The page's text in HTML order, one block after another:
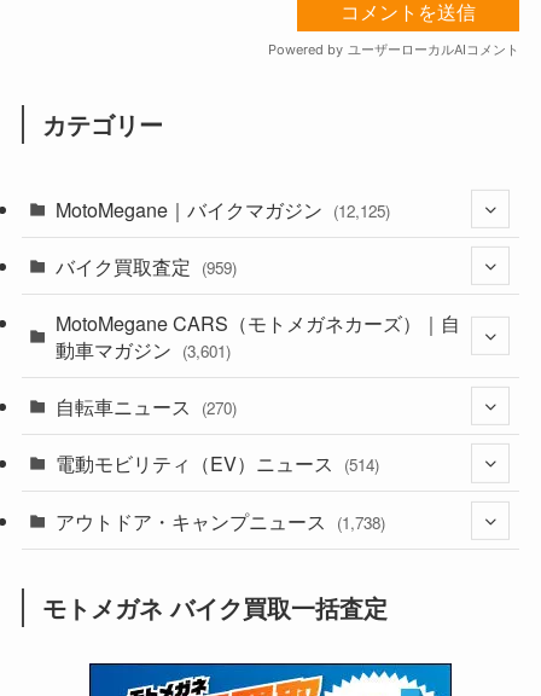
カテゴリー
MotoMegane｜バイクマガジン (12,125)
(44)
(1,241)
(637)
(118)
(60)
(31)
(51)
(252)
(38)
(24)
(16)
(249)
(64)
(16)
(306)
(6,953)
(2,473)
(249)
(1,226)
(12)(66)
(16)
(1,139)
(166)
バイク買取査定 (959)
(352)
(1)
MotoMegane CARS（モトメガネカーズ）｜自
動車マガジン (3,601)
(185)
(137)
(72)
(2,742)
(126)
自転車ニュース (270)
(54)
(211)
電動モビリティ（EV）ニュース (514)
(132)
(171)
(118)
アウトドア・キャンプニュース (1,738)
(8)
(1,605)
モトメガネ バイク買取一括査定